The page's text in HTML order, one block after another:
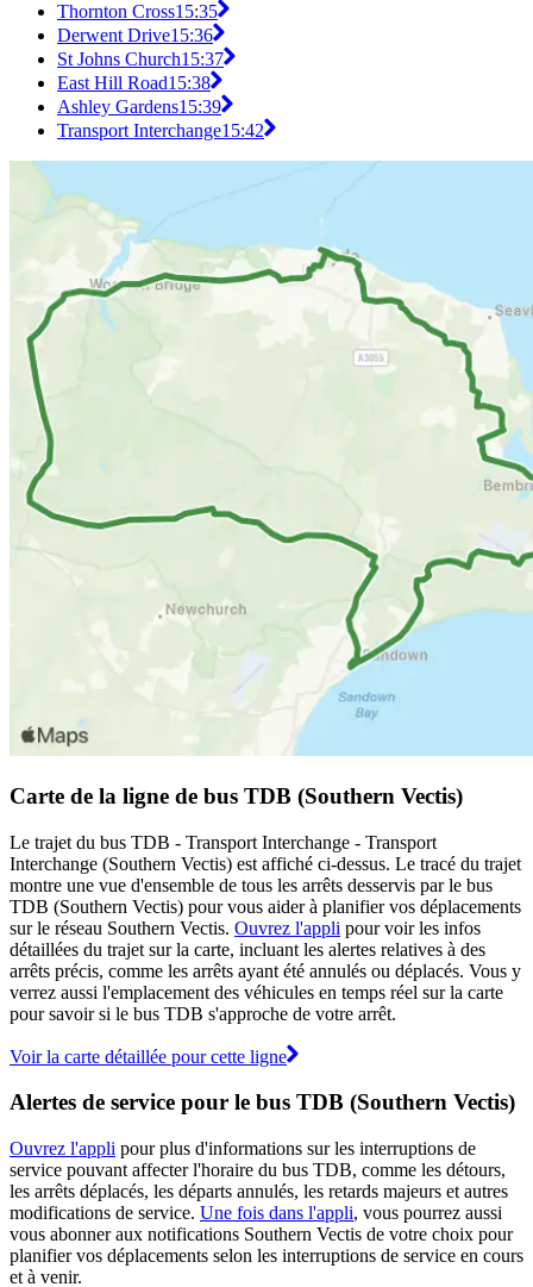
Thornton Cross15:35
Derwent Drive15:36
St Johns Church15:37
East Hill Road15:38
Ashley Gardens15:39
Transport Interchange15:42
Carte de la ligne de bus TDB (Southern Vectis)
Le trajet du bus TDB - Transport Interchange - Transport
Interchange (Southern Vectis) est affiché ci-dessus. Le tracé du trajet
montre une vue d'ensemble de tous les arrêts desservis par le bus
TDB (Southern Vectis) pour vous aider à planifier vos déplacements
sur le réseau Southern Vectis. Ouvrez l'appli pour voir les infos
détaillées du trajet sur la carte, incluant les alertes relatives à des
arrêts précis, comme les arrêts ayant été annulés ou déplacés. Vous y
verrez aussi l'emplacement des véhicules en temps réel sur la carte
pour savoir si le bus TDB s'approche de votre arrêt.
Voir la carte détaillée pour cette ligne
Alertes de service pour le bus TDB (Southern Vectis)
Ouvrez l'appli pour plus d'informations sur les interruptions de
service pouvant affecter l'horaire du bus TDB, comme les détours,
les arrêts déplacés, les départs annulés, les retards majeurs et autres
modifications de service. Une fois dans l'appli, vous pourrez aussi
vous abonner aux notifications Southern Vectis de votre choix pour
planifier vos déplacements selon les interruptions de service en cours
et à venir.